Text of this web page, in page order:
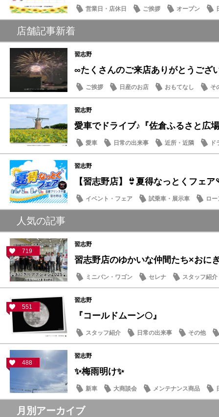
営業日・店休日 ご挨拶 オープン
店舗記事新着
習志野
∞たくさんのご来店ありがとうござ
ご挨拶 日産のお店 おもてなし そ
習志野
愛車でドライブ♪『佐倉ふるさと広
愛車 日常の出来事 近所・近隣
習志野
【習志野店】👙夏得なっとくフェ
イベント・フェア 試乗車・展示車
ロー
日産のお店
人気の記事
719
習志野
習志野店のゆかいな仲間たち×おに
ミニバン・ワゴン セレナ スタッフ紹介
551
習志野
『コールドムーン🌕』
スタッフ紹介 日常の出来事 その他
488
習志野
✨梅雨明け✨
新車 大商談会 メンテナンス商品
月別アーカイブ